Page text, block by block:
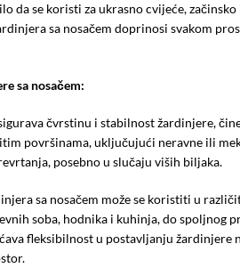
da se koristi za ukrasno cvijeće,
sa nosačem doprinosi svakom
sa nosačem:
čvrstinu i stabilnost žardinjere,
površinama, uključujući neravne ili
posebno u slučaju viših biljaka.
sa nosačem može se koristiti u
soba, hodnika i kuhinja, do spoljnog
fleksibilnost u postavljanju žardinjere